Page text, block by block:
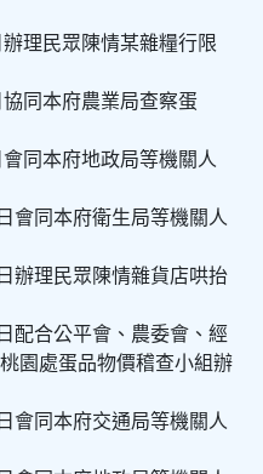
理民眾陳情某雜糧行限
同本府農業局查察蛋
同本府地政局等機關人
會同本府衛生局等機關人
辦理民眾陳情雜貨店哄抬
配合公平會、農委會、經
園處蛋品物價稽查小組辦
會同本府交通局等機關人